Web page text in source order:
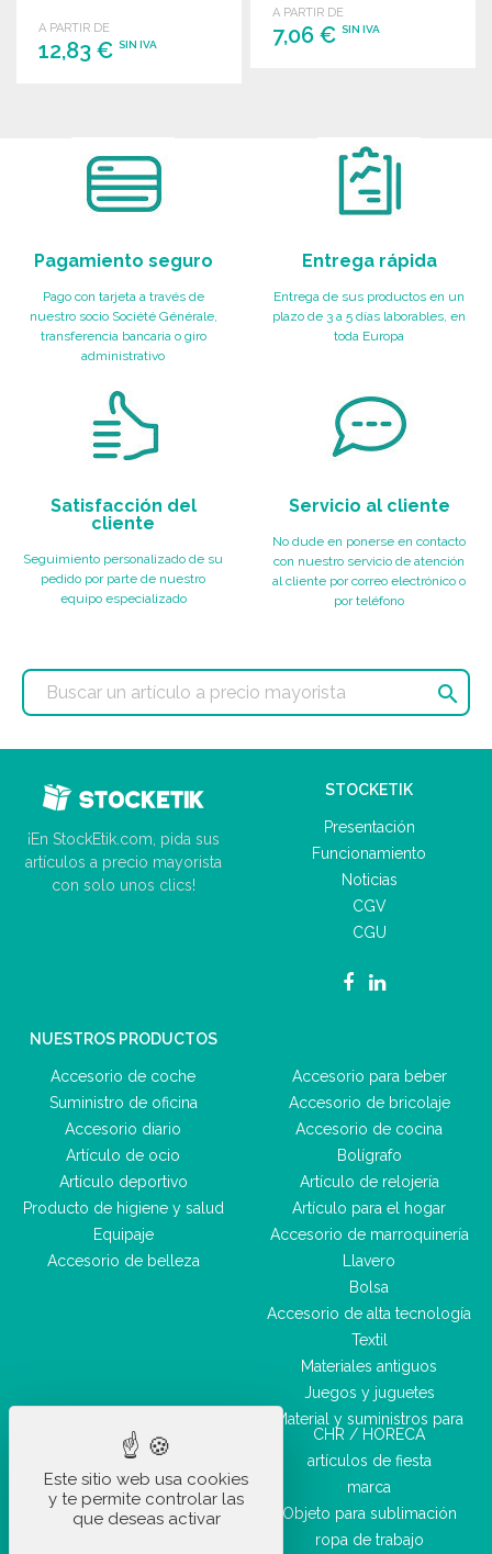
estuche.
A PARTIR DE
12,83 € SIN IVA
herramientas de precisión.
A PARTIR DE
7,06 €SIN IVA
Pagamiento seguro
Pago con tarjeta a través de
nuestro socio Société Générale,
transferencia bancaria o giro
administrativo
Entrega rápida
Entrega de sus productos en un
plazo de 3 a 5 días laborables, en
toda Europa
Satisfacción del
cliente
Seguimiento personalizado de su
pedido por parte de nuestro
equipo especializado
Servicio al cliente
No dude en ponerse en contacto
con nuestro servicio de atención
al cliente por correo electrónico o
por teléfono

¡En StockEtik.com, pida sus
artículos a precio mayorista
con solo unos clics!
STOCKETIK
Presentación
Funcionamiento
Noticias
CGV
CGU
NUESTROS PRODUCTOS
Accesorio de coche
Suministro de oficina
Accesorio diario
Artículo de ocio
Artículo deportivo
Producto de higiene y salud
Equipaje
Accesorio de belleza
Accesorio para beber
Accesorio de bricolaje
Accesorio de cocina
Bolígrafo
Artículo de relojería
Artículo para el hogar
Accesorio de marroquinería
Llavero
Bolsa
Accesorio de alta tecnología
Textil
Materiales antiguos
Juegos y juguetes
Material y suministros para
CHR / HORECA
artículos de fiesta
marca
Objeto para sublimación
ropa de trabajo
Este sitio web usa cookies
y te permite controlar las
que deseas activar